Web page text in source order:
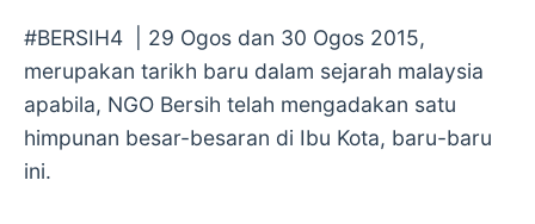
#BERSIH4 | 29 Ogos dan 30 Ogos 2015,
merupakan tarikh baru dalam sejarah malaysia
apabila, NGO Bersih telah mengadakan satu
himpunan besar-besaran di Ibu Kota, baru-baru
ini.